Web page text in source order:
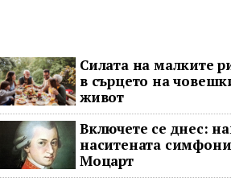
Силата на малките
в сърцето на
живот
Включете се днес:
наситената
Моцарт